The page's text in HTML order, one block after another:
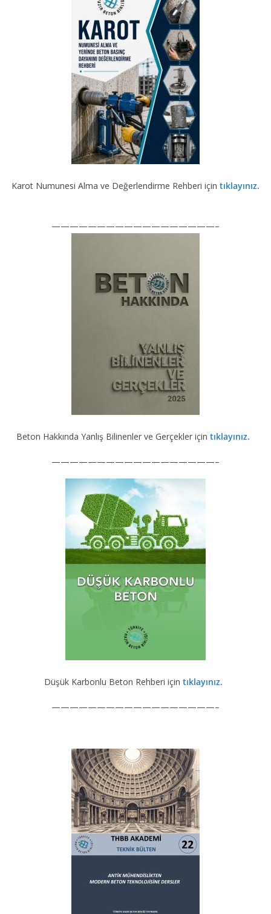
dI
n
er
u
b
e
Karot Numunesi Alma ve Değerlendirme Rehberi için tıklayınız.
——————————————————–
Beton Hakkında Yanlış Bilinenler ve Gerçekler için tıklayınız.
——————————————————–
Düşük Karbonlu Beton Rehberi için tıklayınız.
——————————————————–